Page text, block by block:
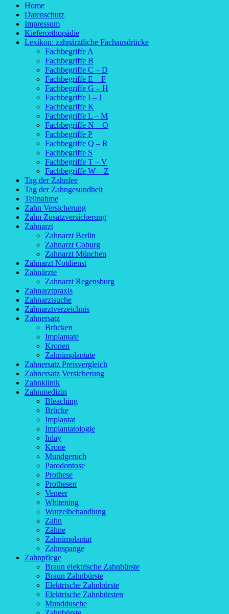
Home
Datenschutz
Impressum
Kieferorthopädie
Lexikon: zahnärztliche Fachausdrücke
Fachbegriffe A
Fachbegriffe B
Fachbegriffe C – D
Fachbegriffe E – F
Fachbegriffe G – H
Fachbegriffe I – J
Fachbegriffe K
Fachbegriffe L – M
Fachbegriffe N – O
Fachbegriffe P
Fachbegriffe Q – R
Fachbegriffe S
Fachbegriffe T – V
Fachbegriffe W – Z
Tag der Zahnfee
Tag der Zahngesundheit
Teilnahme
Zahn Versicherung
Zahn Zusatzversicherung
Zahnarzt
Zahnarzt Berlin
Zahnarzt Coburg
Zahnarzt München
Zahnarzt Notdienst
Zahnärzte
Zahnarzt Regensburg
Zahnarztpraxis
Zahnarztsuche
Zahnarztverzeichnis
Zahnersatz
Brücken
Implantate
Kronen
Zahnimplantate
Zahnersatz Preisvergleich
Zahnersatz Versicherung
Zahnklinik
Zahnmedizin
Bleaching
Brücke
Implantat
Implantatologie
Inlay
Krone
Mundgeruch
Parodontose
Prothese
Prothesen
Veneer
Whitening
Wurzelbehandlung
Zahn
Zähne
Zahnimplantat
Zahnspange
Zahnpflege
Braun elektrische Zahnbürste
Braun Zahnbürste
Elektrische Zahnbürste
Elektrische Zahnbürsten
Munddusche